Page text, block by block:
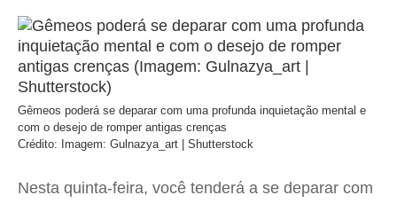
Gêmeos poderá se deparar com uma profunda inquietação mental e
com o desejo de romper antigas crenças
Crédito: Imagem: Gulnazya_art | Shutterstock
Nesta quinta-feira, você tenderá a se deparar com